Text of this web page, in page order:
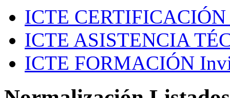
ICTE CERTIFICACIÓN
ICTE ASISTENCIA
ICTE FORMACIÓN